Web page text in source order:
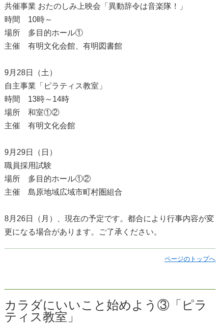
共催事業 おたのしみ上映会「異動辞令は音楽隊！」
時間 10時～
場所 多目的ホール①
主催 有明文化会館、有明図書館
9月28日（土）
自主事業「ピラティス教室」
時間 13時～14時
場所 和室①②
主催 有明文化会館
9月29日（日）
職員採用試験
場所 多目的ホール①②
主催 島原地域広域市町村圏組合
8月26日（月）、現在の予定です。都合により行事内容が変
更になる場合があります。ご了承ください。
ページのトップへ
カラダにいいこと始めよう③「ピラ
ティス教室」